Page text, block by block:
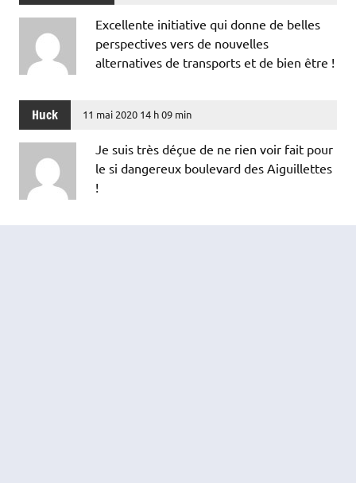
Excellente initiative qui donne de belles
perspectives vers de nouvelles
alternatives de transports et de bien être !
Huck 11 mai 2020 14 h 09 min
Je suis très déçue de ne rien voir fait pour
le si dangereux boulevard des Aiguillettes
!